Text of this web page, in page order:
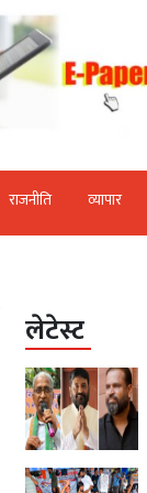
राजनीति व्‍यापार
लेटेस्ट